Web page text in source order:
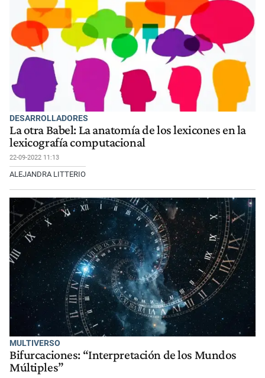
DESARROLLADORES
La otra Babel: La anatomía de los lexicones en la
lexicografía computacional
22-09-2022 11:13
ALEJANDRA LITTERIO
MULTIVERSO
Bifurcaciones: “Interpretación de los Mundos
Múltiples”